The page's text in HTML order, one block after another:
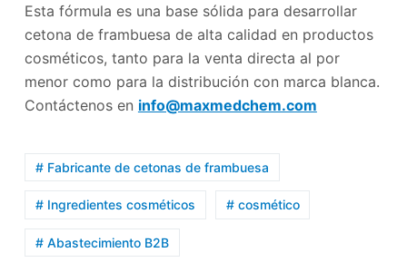
Esta fórmula es una base sólida para desarrollar
cetona de frambuesa de alta calidad en productos
cosméticos, tanto para la venta directa al por
menor como para la distribución con marca blanca.
Contáctenos en info@maxmedchem.com
# Fabricante de cetonas de frambuesa
# Ingredientes cosméticos # cosmético
# Abastecimiento B2B